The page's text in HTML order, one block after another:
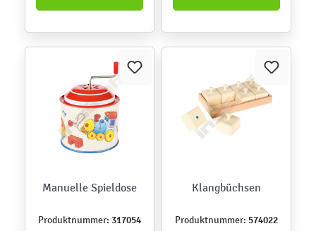
Manuelle Spieldose
Produktnummer: 317054
Klangbüchsen
Produktnummer: 574022